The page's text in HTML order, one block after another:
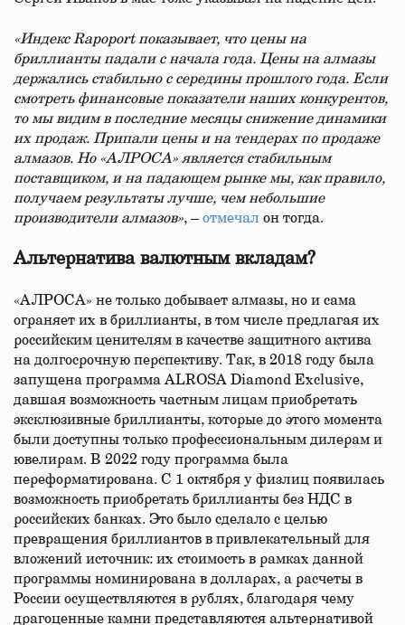
«Индекс Rapoport показывает, что цены на
бриллианты падали с начала года. Цены на алмазы
держались стабильно с середины прошлого года. Если
смотреть финансовые показатели наших конкурентов,
то мы видим в последние месяцы снижение динамики
их продаж. Припали цены и на тендерах по продаже
алмазов. Но «АЛРОСА» является стабильным
поставщиком, и на падающем рынке мы, как правило,
получаем результаты лучше, чем небольшие
производители алмазов», – отмечал он тогда.
Альтернатива валютным вкладам?
«АЛРОСА» не только добывает алмазы, но и сама
ограняет их в бриллианты, в том числе предлагая их
российским ценителям в качестве защитного актива
на долгосрочную перспективу. Так, в 2018 году была
запущена программа ALROSA Diamond Exclusive,
давшая возможность частным лицам приобретать
эксклюзивные бриллианты, которые до этого момента
были доступны только профессиональным дилерам и
ювелирам. В 2022 году программа была
переформатирована. С 1 октября у физлиц появилась
возможность приобретать бриллианты без НДС в
российских банках. Это было сделало с целью
превращения бриллиантов в привлекательный для
вложений источник: их стоимость в рамках данной
программы номинирована в долларах, а расчеты в
России осуществляются в рублях, благодаря чему
драгоценные камни представляются альтернативой